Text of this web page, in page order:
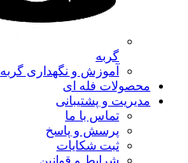
گربه
آموزش و نگهداری گربه
محصولات فله ای
مدیریت و پشتیبانی
تماس با ما
پرسش و پاسخ
ثبت شکایات